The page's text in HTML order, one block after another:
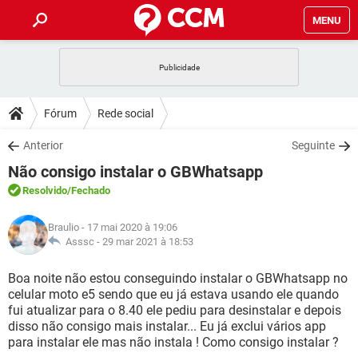
MENU
CELULAR
OUTLOOK
INSTAGRAM GMAIL
GUIA DE COMPRAS
DICAS
JOGOS
OUTLOOK
INSTAGRAM
GUIA DE COMPRAS
DOWNLOADS
JOGOS WHATSAPP
CELULAR
OUTLOOK
INSTAGRAM
GUIA DE COMPRAS
FÓRUM
JOGOS
CELULAR FACEBOOK
INSTAGRAM GMAIL
GUIA DE COMPRAS
GLOSSÁRIO
JOGOS
CELULAR FACEBOOK
OUTLOOK EXCEL
INSTAGRAM GMAIL
Fórum Rede social
Anterior Seguinte
Não consigo instalar o GBWhatsapp
Resolvido/Fechado
Braulio - 17 mai 2020 à 19:06
Asssc - 29 mar 2021 à 18:53
Boa noite não estou conseguindo instalar o GBWhatsapp no
celular moto e5 sendo que eu já estava usando ele quando
fui atualizar para o 8.40 ele pediu para desinstalar e depois
disso não consigo mais instalar... Eu já exclui vários app
para instalar ele mas não instala ! Como consigo instalar ?